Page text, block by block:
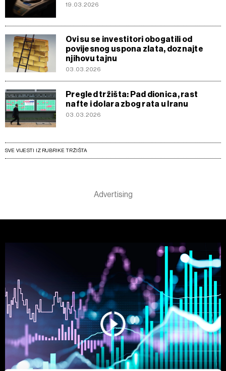
19.03.2026
Ovi su se investitori obogatili od
povijesnog uspona zlata, doznajte
njihovu tajnu
03.03.2026
Pregled tržišta: Pad dionica, rast
nafte i dolara zbog rata u Iranu
03.03.2026
SVE VIJESTI IZ RUBRIKE TRŽIŠTA